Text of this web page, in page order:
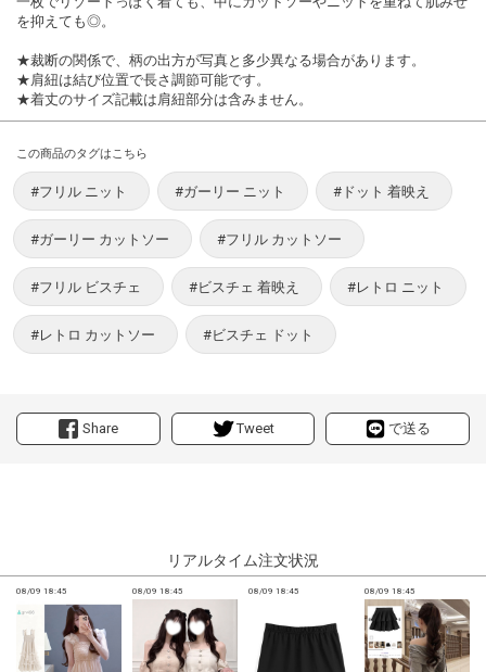
Share Tweet で送る
を抑えても◎。
★裁断の関係で、柄の出方が写真と多少異なる場合があります。
★肩紐は結び位置で長さ調節可能です。
★着丈のサイズ記載は肩紐部分は含みません。
この商品のタグはこちら
#フリル ニット #ガーリー ニット #ドット 着映え
#ガーリー カットソー #フリル カットソー
#フリル ビスチェ #ビスチェ 着映え #レトロ ニット
#レトロ カットソー #ビスチェ ドット
リアルタイム注文状況
08/09 18:45 08/09 18:45 08/09 18:45 08/09 18:45